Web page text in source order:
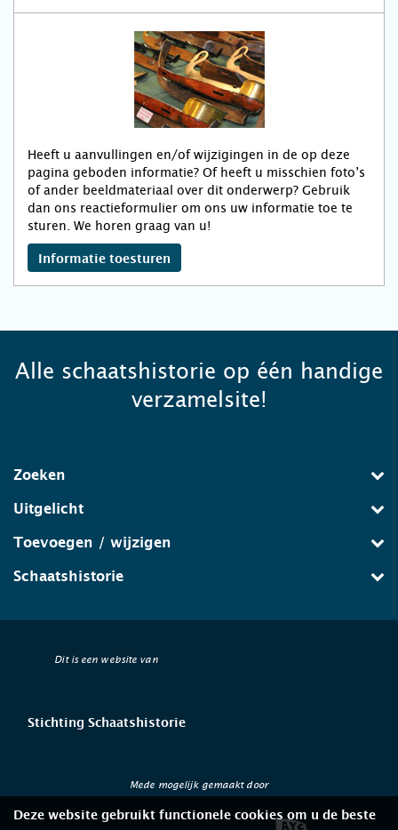
Heeft u aanvullingen en/of wijzigingen in de op deze
pagina geboden informatie? Of heeft u misschien foto’s
of ander beeldmateriaal over dit onderwerp? Gebruik
dan ons reactieformulier om ons uw informatie toe te
sturen. We horen graag van u!
Informatie toesturen
Alle schaatshistorie op één handige
verzamelsite!
Zoeken
Uitgelicht
Toevoegen / wijzigen
Schaatshistorie
Dit is een website van
Stichting Schaatshistorie
Mede mogelijk gemaakt door
Deze website gebruikt functionele cookies om u de beste